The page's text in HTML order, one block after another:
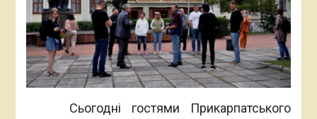
Сьогодні гостями Прикарпатського